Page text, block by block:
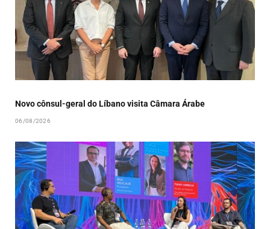
Novo cônsul-geral do Líbano visita Câmara Árabe
06/08/2026